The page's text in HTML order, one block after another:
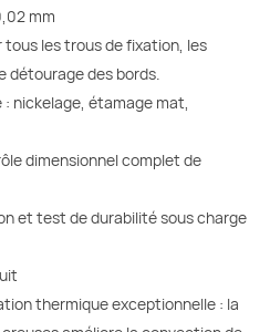
mm
tous les trous de fixation, les
détourage des bords.
nickelage, étamage mat,
dimensionnel complet de
et test de durabilité sous charge
thermique exceptionnelle : la